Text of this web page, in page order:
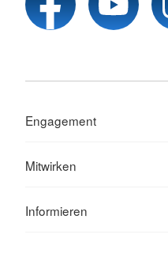
Engagement
Mitwirken
Informieren